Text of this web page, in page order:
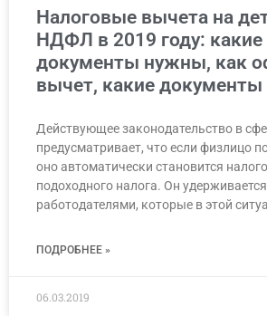
Налоговые вычета на
НДФЛ в 2019 году: какие
документы нужны, как
вычет, какие
Действующее законодательство в
предусматривает, что если физлицо
оно автоматически становится
подоходного налога. Он удерживается
работодателями, которые в этой
ПОДРОБНЕЕ »
06.03.2019